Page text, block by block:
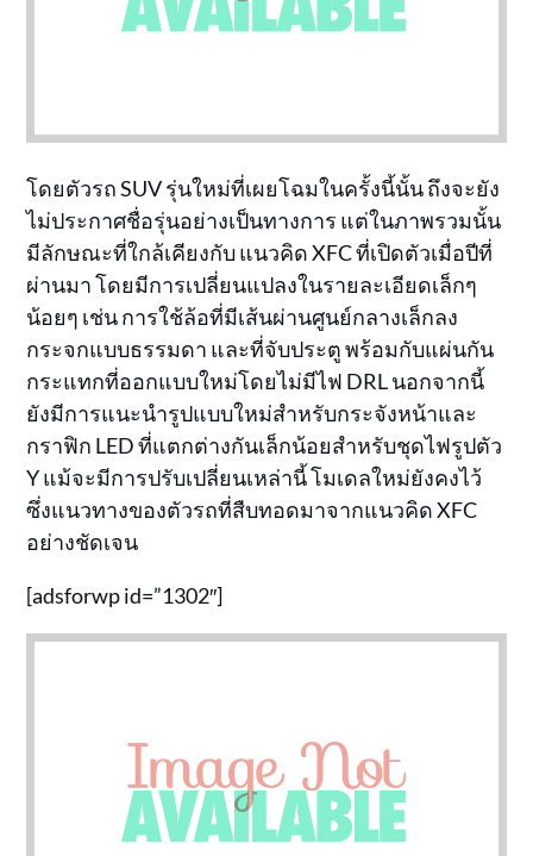
โดยตัวรถ SUV รุ่นใหม่ที่เผยโฉมในครั้งนี้นั้น ถึงจะยัง
ไม่ประกาศชื่อรุ่นอย่างเป็นทางการ แต่ในภาพรวมนั้น
มีลักษณะที่ใกล้เคียงกับ แนวคิด XFC ที่เปิดตัวเมื่อปีที่
ผ่านมา โดยมีการเปลี่ยนแปลงในรายละเอียดเล็กๆ
น้อยๆ เช่น การใช้ล้อที่มีเส้นผ่านศูนย์กลางเล็กลง
กระจกแบบธรรมดา และที่จับประตู พร้อมกับแผ่นกัน
กระแทกที่ออกแบบใหม่โดยไม่มีไฟ DRL นอกจากนี้
ยังมีการแนะนำรูปแบบใหม่สำหรับกระจังหน้าและ
กราฟิก LED ที่แตกต่างกันเล็กน้อยสำหรับชุดไฟรูปตัว
Y แม้จะมีการปรับเปลี่ยนเหล่านี้ โมเดลใหม่ยังคงไว้
ซึ่งแนวทางของตัวรถที่สืบทอดมาจากแนวคิด XFC
อย่างชัดเจน
[adsforwp id=”1302″]